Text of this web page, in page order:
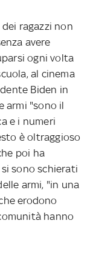
ragazzi non
avere
ogni volta
al cinema
Biden in
armi "sono il
e i numeri
è oltraggioso
poi ha
sono schierati
armi, "in una
erodono
hanno